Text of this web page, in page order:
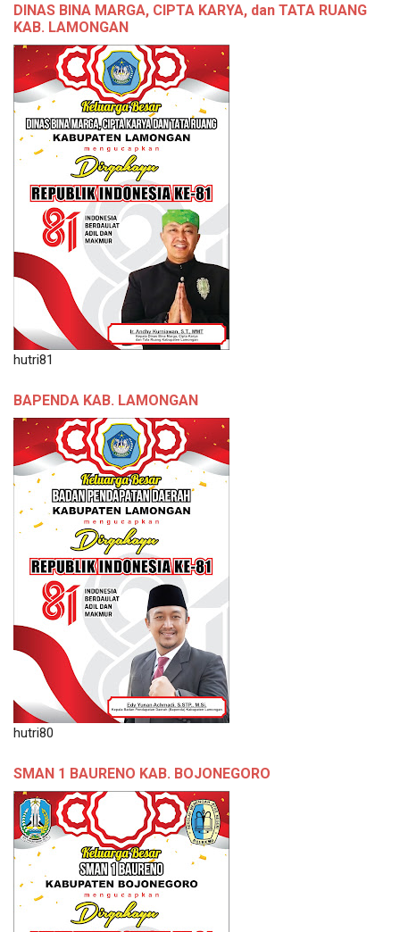
DINAS BINA MARGA, CIPTA KARYA, dan TATA RUANG
KAB. LAMONGAN
hutri81
BAPENDA KAB. LAMONGAN
hutri80
SMAN 1 BAURENO KAB. BOJONEGORO